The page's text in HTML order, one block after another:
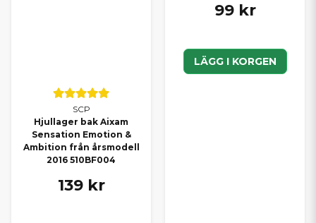
SCP
Hjullager bak Aixam
Sensation Emotion &
Ambition från årsmodell
2016 510BF004
139 kr
99 kr
LÄGG I KORGEN